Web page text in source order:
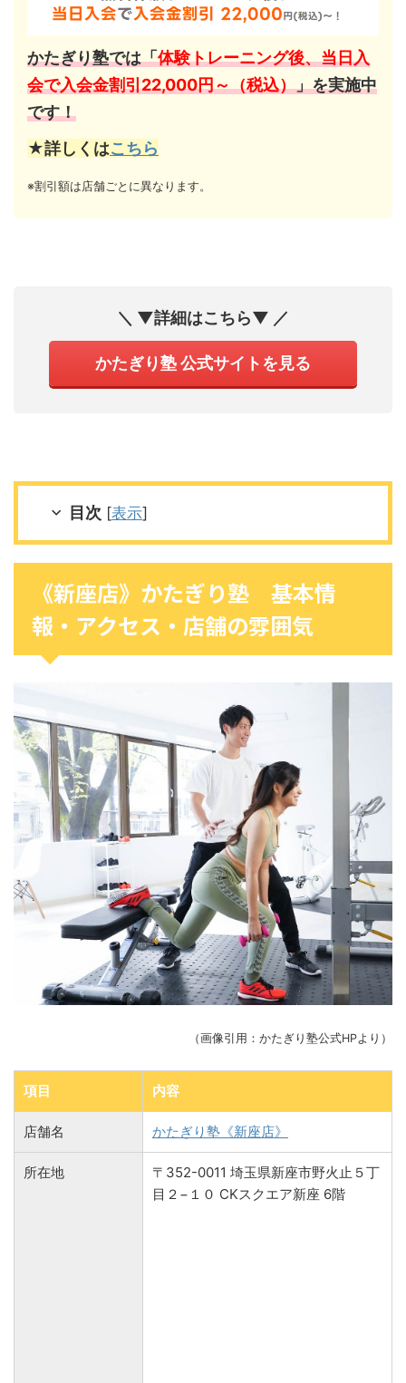
かたぎり塾では「体験トレーニング後、当日入
会で入会金割引22,000円～（税込）」を実施中
です！
★詳しくはこちら
※割引額は店舗ごとに異なります。
＼ ▼詳細はこちら▼ ／
かたぎり塾 公式サイトを見る
目次 [表示]
《新座店》かたぎり塾 基本情
報・アクセス・店舗の雰囲気
（画像引用：かたぎり塾公式HPより）
項目 内容
店舗名 かたぎり塾《新座店》
所在地
〒352-0011 埼玉県新座市野火止５丁
目２−１０ CKスクエア新座 6階